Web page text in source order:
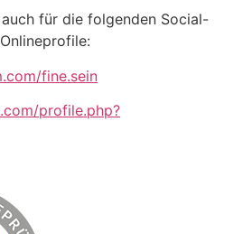
für die folgenden Social-
fine.sein
profile.php?